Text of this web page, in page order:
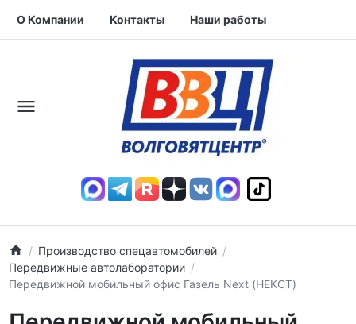
О Компании Контакты Наши работы
Производство спецавтомобилей
Передвижные автолаборатории
Передвижной мобильный офис Газель Next (НЕКСТ)